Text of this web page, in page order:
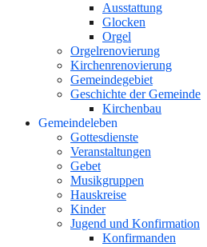
Ausstattung
Glocken
Orgel
Orgelrenovierung
Kirchenrenovierung
Gemeindegebiet
Geschichte der Gemeinde
Kirchenbau
Gemeindeleben
Gottesdienste
Veranstaltungen
Gebet
Musikgruppen
Hauskreise
Kinder
Jugend und Konfirmation
Konfirmanden